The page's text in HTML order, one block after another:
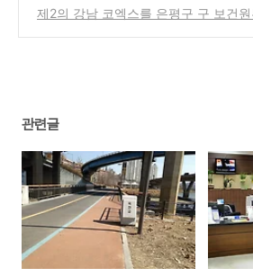
기 홈런을 보며 느끼는 생각
(0)
고, 묵묵히 앞으로 나아가는것이 비법이
제2의 강남 코엑스를 은평구 구 보건원
관련글